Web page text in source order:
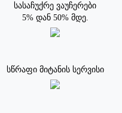
სასაჩუქრე ვაუჩერები
5% დან 50% მდე.
სწრაფი მიტანის სერვისი